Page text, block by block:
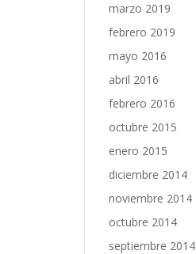
marzo 2019
febrero 2019
mayo 2016
abril 2016
febrero 2016
octubre 2015
enero 2015
diciembre 2014
noviembre 2014
octubre 2014
septiembre 2014